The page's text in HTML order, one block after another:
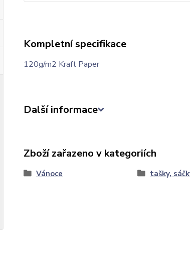
Kompletní specifikace
120g/m2 Kraft Paper
Další informace
Zboží zařazeno v kategoriích
Vánoce tašky,